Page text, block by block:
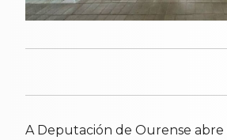
A Deputación de Ourense abre